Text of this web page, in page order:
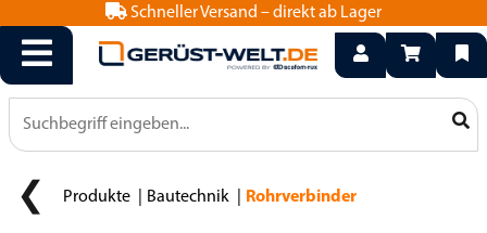
Schneller Versand – direkt ab Lager
0800 15 50 550
info@geruest-welt.de
Produkte Bautechnik Rohrverbinder